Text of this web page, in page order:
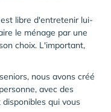
libre d'entretenir lui-
le ménage par une
choix. L'important,
nous avons créé
avec des
qui vous